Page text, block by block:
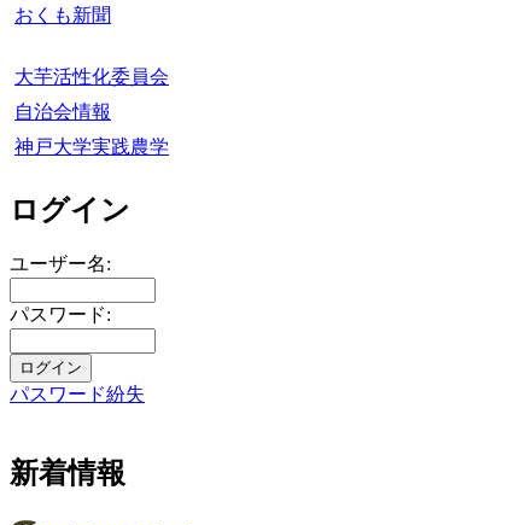
おくも新聞
大芋活性化委員会
自治会情報
神戸大学実践農学
ログイン
ユーザー名:
パスワード:
パスワード紛失
新着情報